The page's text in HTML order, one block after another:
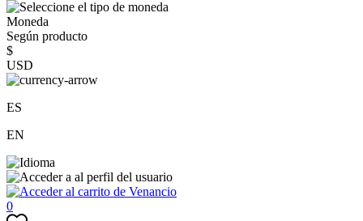
Moneda
Según producto
$
USD
ES
EN
0